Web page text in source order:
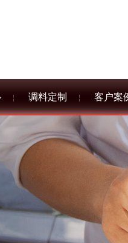
调料定制 客户案